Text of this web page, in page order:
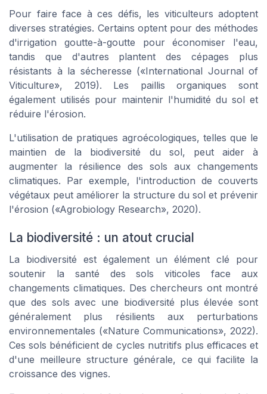
Pour faire face à ces défis, les viticulteurs adoptent
diverses stratégies. Certains optent pour des méthodes
d'irrigation goutte-à-goutte pour économiser l'eau,
tandis que d'autres plantent des cépages plus
résistants à la sécheresse («International Journal of
Viticulture», 2019). Les paillis organiques sont
également utilisés pour maintenir l'humidité du sol et
réduire l'érosion.
L'utilisation de pratiques agroécologiques, telles que le
maintien de la biodiversité du sol, peut aider à
augmenter la résilience des sols aux changements
climatiques. Par exemple, l'introduction de couverts
végétaux peut améliorer la structure du sol et prévenir
l'érosion («Agrobiology Research», 2020).
La biodiversité : un atout crucial
La biodiversité est également un élément clé pour
soutenir la santé des sols viticoles face aux
changements climatiques. Des chercheurs ont montré
que des sols avec une biodiversité plus élevée sont
généralement plus résilients aux perturbations
environnementales («Nature Communications», 2022).
Ces sols bénéficient de cycles nutritifs plus efficaces et
d'une meilleure structure générale, ce qui facilite la
croissance des vignes.